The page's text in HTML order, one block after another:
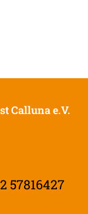
Calluna e.V.
57816427